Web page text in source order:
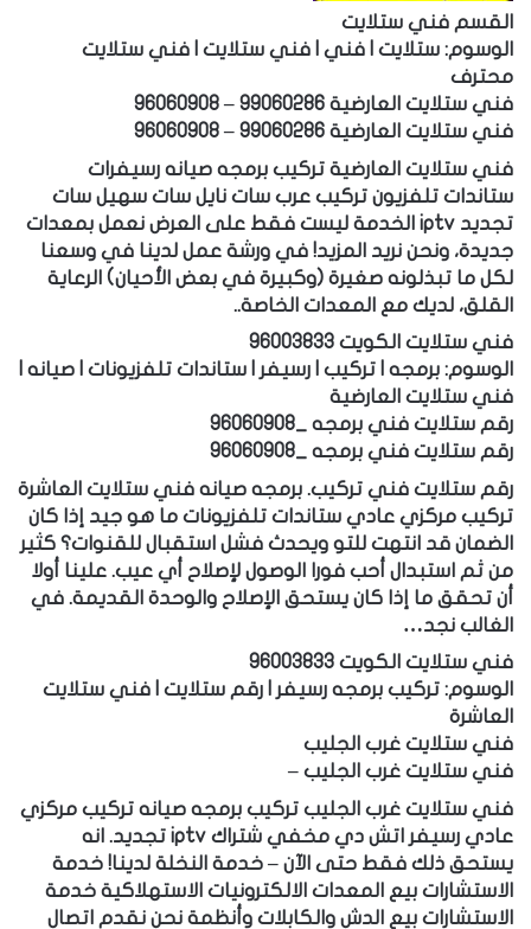
القسم فني ستلايت
الوسوم: ستلايت | فني | فني ستلايت | فني ستلايت
محترف
فني ستلايت العارضية 99060286 – 96060908
فني ستلايت العارضية 99060286 – 96060908
فني ستلايت العارضية تركيب برمجه صيانه رسيفرات
ستاندات تلفزيون تركيب عرب سات نايل سات سهيل سات
تجديد iptv الخدمة ليست فقط على العرض نعمل بمعدات
جديدة، ونحن نريد المزيد! في ورشة عمل لدينا في وسعنا
لكل ما تبذلونه صغيرة (وكبيرة في بعض الأحيان) الرعاية
القلق، لديك مع المعدات الخاصة..
فني ستلايت الكويت 96003833
الوسوم: برمجه | تركيب | رسيفر | ستاندات تلفزيونات | صيانه |
فني ستلايت العارضية
رقم ستلايت فني برمجه _96060908
رقم ستلايت فني برمجه _96060908
رقم ستلايت فني تركيب. برمجه صيانه فني ستلايت العاشرة
تركيب مركزي عادي ستاندات تلفزيونات ما هو جيد إذا كان
الضمان قد انتهت للتو ويحدث فشل استقبال للقنوات؟ كثير
من ثم استبدال أحب فورا الوصول لإصلاح أي عيب. علينا أولا
أن تحقق ما إذا كان يستحق الإصلاح والوحدة القديمة. في
الغالب نجد…
فني ستلايت الكويت 96003833
الوسوم: تركيب برمجه رسيفر | رقم ستلايت | فني ستلايت
العاشرة
فني ستلايت غرب الجليب
فني ستلايت غرب الجليب –
فني ستلايت غرب الجليب تركيب برمجه صيانه تركيب مركزي
عادي رسيفر اتش دي مخفي شتراك iptv تجديد. انه
يستحق ذلك فقط حتى الآن – خدمة النخلة لدينا! خدمة
الاستشارات بيع المعدات الالكترونيات الاستهلاكية خدمة
الاستشارات بيع الدش والكابلات وأنظمة نحن نقدم اتصال